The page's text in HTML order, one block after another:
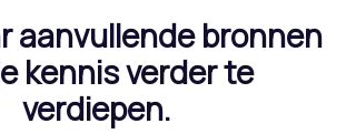
aanvullende bronnen
kennis verder te
verdiepen.